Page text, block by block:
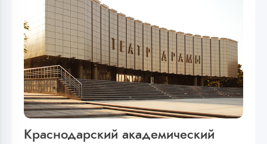
Краснодарский академический